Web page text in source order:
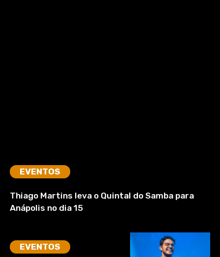
EVENTOS
Thiago Martins leva o Quintal do Samba para
Anápolis no dia 15
EVENTOS